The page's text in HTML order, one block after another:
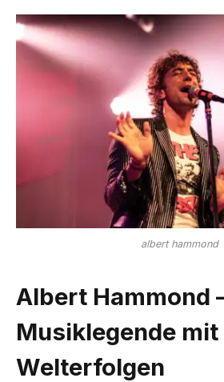
albert hammond
Albert Hammond
Musiklegende mit
Welterfolgen